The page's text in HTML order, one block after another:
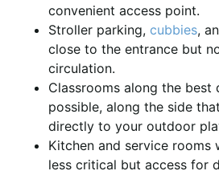
convenient access point.
Stroller parking, cubbies,
close to the entrance but
circulation.
Classrooms along the best
possible, along the side
directly to your outdoor
Kitchen and service rooms
less critical but access for